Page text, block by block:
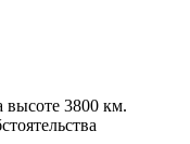
высоте 3800 км.